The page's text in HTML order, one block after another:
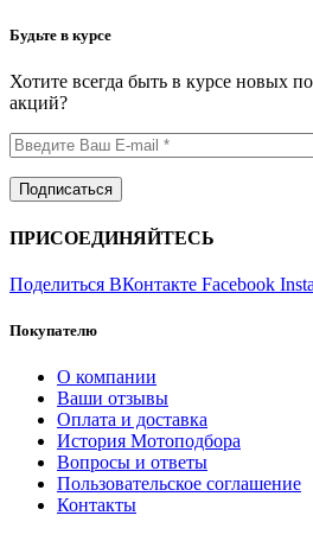
Будьте в курсе
Хотите всегда быть в курсе новых
акций?
ПРИСОЕДИНЯЙТЕСЬ
Поделиться ВКонтакте Facebook
Покупателю
О компании
Ваши отзывы
Оплата и доставка
История Мотоподбора
Вопросы и ответы
Пользовательское соглашение
Контакты